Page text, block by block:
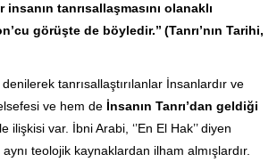
tanrısallaşmasını olanaklı
görüşte de böyledir.’’ (Tanrı’nın Tarihi,
denilerek tanrısallaştırılanlar İnsanlardır ve
ve hem de İnsanın Tanrı’dan geldiği
ilişkisi var. İbni Arabi, ‘’En El Hak’’ diyen
teolojik kaynaklardan ilham almışlardır.